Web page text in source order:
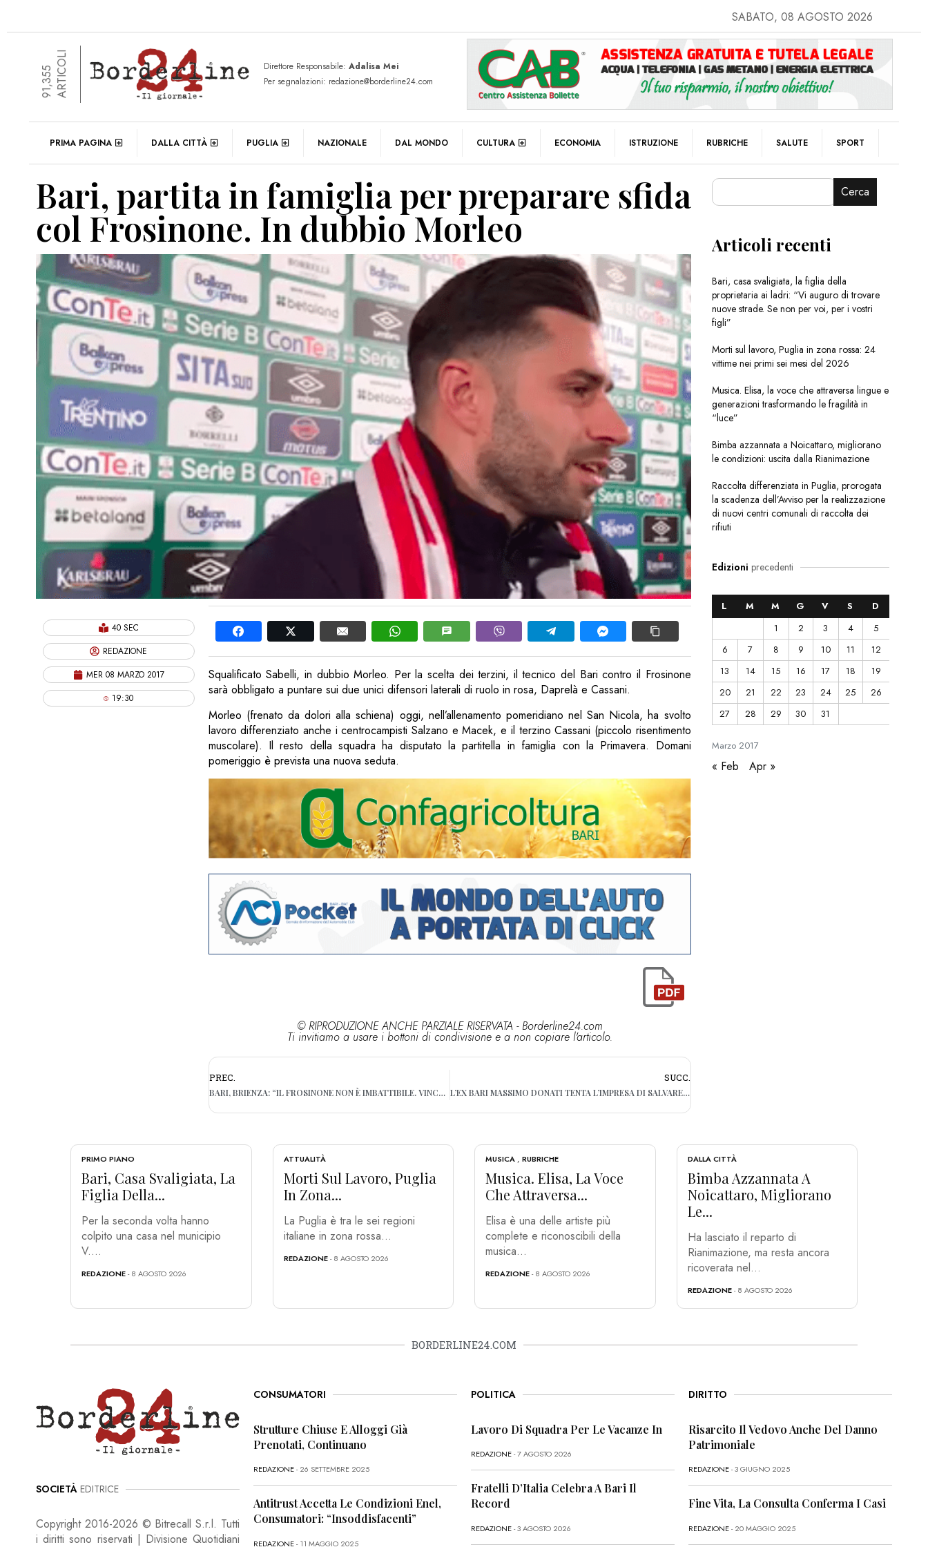
SABATO, 08 AGOSTO 2026
91,355ARTICOLI Direttore Responsabile: Adalisa Mei
Per segnalazioni: redazione@borderline24.com
PRIMA PAGINA DALLA CITTÀ PUGLIA NAZIONALE DAL MONDO CULTURA ECONOMIA ISTRUZIONE RUBRICHE SALUTE SPORT
Bari, partita in famiglia per preparare sfida
col Frosinone. In dubbio Morleo
40 SEC
REDAZIONE
MER 08 MARZO 2017
19:30
Squalificato Sabelli, in dubbio Morleo. Per la scelta dei terzini, il tecnico del Bari contro il Frosinone
sarà obbligato a puntare sui due unici difensori laterali di ruolo in rosa, Daprelà e Cassani.
Morleo (frenato da dolori alla schiena) oggi, nell’allenamento pomeridiano nel San Nicola, ha svolto
lavoro differenziato anche i centrocampisti Salzano e Macek, e il terzino Cassani (piccolo risentimento
muscolare). Il resto della squadra ha disputato la partitella in famiglia con la Primavera. Domani
pomeriggio è prevista una nuova seduta.
© RIPRODUZIONE ANCHE PARZIALE RISERVATA - Borderline24.com
Ti invitiamo a usare i bottoni di condivisione e a non copiare l'articolo.
PREC.
BARI, BRIENZA: “IL FROSINONE NON È IMBATTIBILE. VINCERE CON UN MIO GOL? MAGARI…”
SUCC.
L’EX BARI MASSIMO DONATI TENTA L’IMPRESA DI SALVARE L’HAMILTON IN SCOZIA
Cerca
Articoli recenti
Bari, casa svaligiata, la figlia della
proprietaria ai ladri: “Vi auguro di trovare
nuove strade. Se non per voi, per i vostri
figli”
Morti sul lavoro, Puglia in zona rossa: 24
vittime nei primi sei mesi del 2026
Musica. Elisa, la voce che attraversa lingue e
generazioni trasformando le fragilità in
“luce”
Bimba azzannata a Noicattaro, migliorano
le condizioni: uscita dalla Rianimazione
Raccolta differenziata in Puglia, prorogata
la scadenza dell’Avviso per la realizzazione
di nuovi centri comunali di raccolta dei
rifiuti
Edizioni precedenti
Marzo2017
L M M G V S
D
1
2 3 4
5
6
7 8 9 10 11
12
13
14 15 16 17 18
19
20
21 22 23 24 25
26
27
28 29 30 31
« Feb Apr »
PRIMO PIANO
Bari, Casa Svaligiata, La
Figlia Della...
Per la seconda volta hanno
colpito una casa nel municipio
V....
REDAZIONE- 8 AGOSTO 2026
ATTUALITÀ
Morti Sul Lavoro, Puglia
In Zona...
La Puglia è tra le sei regioni
italiane in zona rossa...
REDAZIONE- 8 AGOSTO 2026
MUSICA , RUBRICHE
Musica. Elisa, La Voce
Che Attraversa...
Elisa è una delle artiste più
complete e riconoscibili della
musica...
REDAZIONE- 8 AGOSTO 2026
DALLA CITTÀ
Bimba Azzannata A
Noicattaro, Migliorano
Le...
Ha lasciato il reparto di
Rianimazione, ma resta ancora
ricoverata nel...
REDAZIONE- 8 AGOSTO 2026
BORDERLINE24.COM
SOCIETÀ EDITRICE
Copyright 2016-2026 © Bitrecall S.r.l. Tutti
i diritti sono riservati | Divisione Quotidiani
CONSUMATORI
Strutture Chiuse E Alloggi Già
Prenotati, Continuano
REDAZIONE- 26 SETTEMBRE 2025
Antitrust Accetta Le Condizioni Enel,
Consumatori: “Insoddisfacenti”
REDAZIONE- 11 MAGGIO 2025
POLITICA
Lavoro Di Squadra Per Le Vacanze In
REDAZIONE- 7 AGOSTO 2026
Fratelli D’Italia Celebra A Bari Il
Record
REDAZIONE- 3 AGOSTO 2026
DIRITTO
Risarcito Il Vedovo Anche Del Danno
Patrimoniale
REDAZIONE- 3 GIUGNO 2025
Fine Vita, La Consulta Conferma I Casi
REDAZIONE- 20 MAGGIO 2025